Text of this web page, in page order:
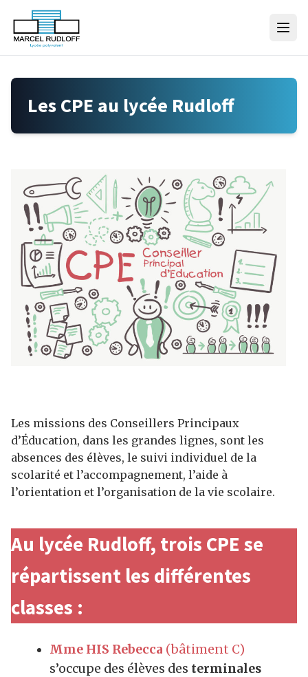
Skip to content
Les CPE au lycée Rudloff
Les missions des Conseillers Principaux
d’Éducation, dans les grandes lignes, sont les
absences des élèves, le suivi individuel de la
scolarité et l’accompagnement, l’aide à
l’orientation et l’organisation de la vie scolaire.
Au lycée Rudloff, trois CPE se
répartissent les différentes
classes :
Mme HIS Rebecca (bâtiment C)
s’occupe des élèves des terminales